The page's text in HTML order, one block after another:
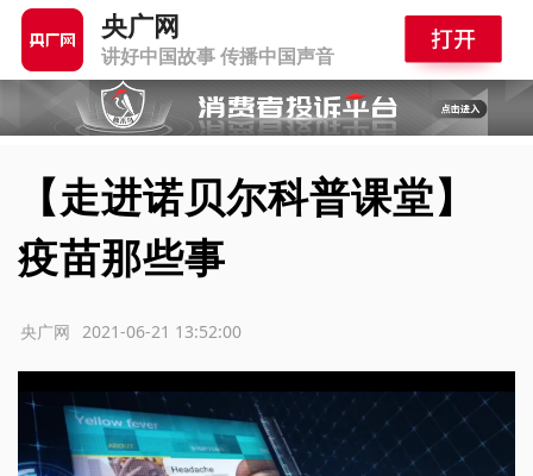
央广网
讲好中国故事 传播中国声音
【走进诺贝尔科普课堂】
疫苗那些事
2021-06-21 13:52:00
央广网